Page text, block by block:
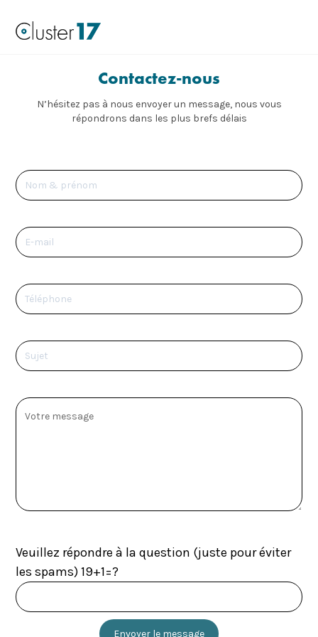
Contactez-nous
N’hésitez pas à nous envoyer un message, nous vous
répondrons dans les plus brefs délais
Veuillez répondre à la question (juste pour éviter
les spams) 19+1=?